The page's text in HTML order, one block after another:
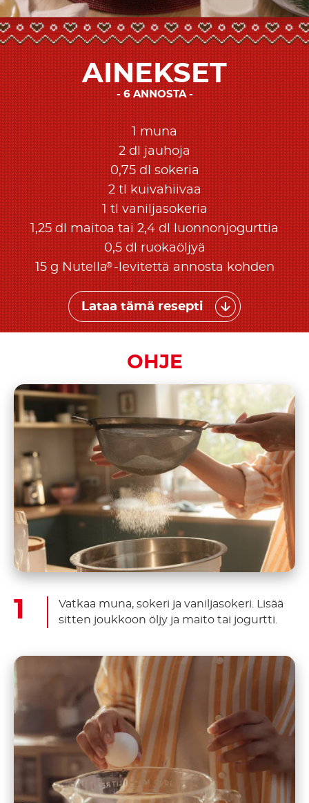
AINEKSET
6 ANNOSTA
1 muna
2 dl jauhoja
0,75 dl sokeria
2 tl kuivahiivaa
1 tl vaniljasokeria
1,25 dl maitoa tai 2,4 dl luonnonjogurttia
0,5 dl ruokaöljyä
15 g Nutella®-levitettä annosta kohden
Lataa tämä resepti
OHJE
Vatkaa muna, sokeri ja vaniljasokeri. Lisää
sitten joukkoon öljy ja maito tai jogurtti.